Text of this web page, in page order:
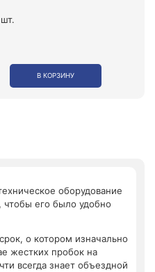
В КОРЗИНУ
оборудование
его было удобно
о котором изначально
жестких пробок на
всегда знает объездной